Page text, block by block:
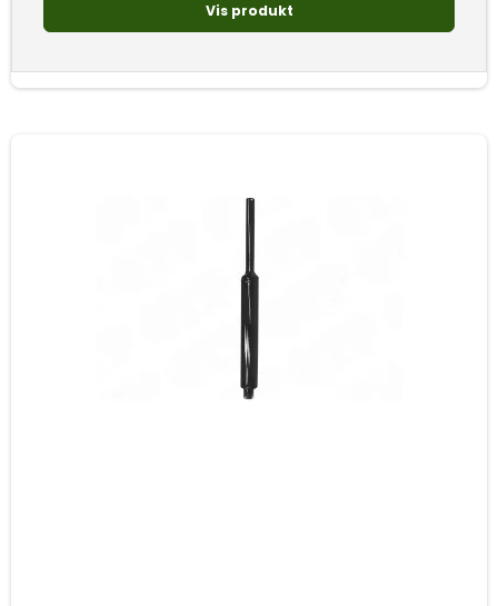
Vis produkt